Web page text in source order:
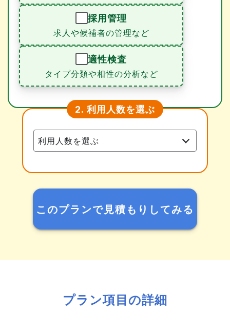
採用管理
求人や候補者の管理など
適性検査
タイプ分類や相性の分析など
2. 利用人数を選ぶ
このプランで見積もりしてみる
プラン項目の詳細